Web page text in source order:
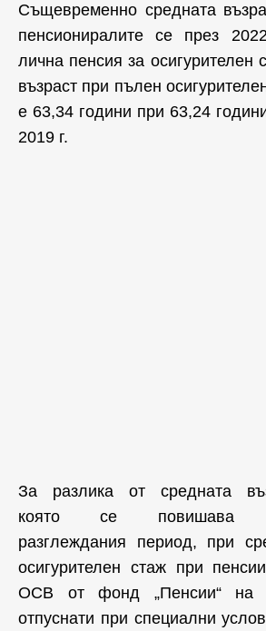
Същевременно средната
пенсиониралите се през
лична пенсия за осигурителен
възраст при пълен
е 63,34 години при 63,24
2019 г.
За разлика от средната
която се повишава
разглеждания период, при
осигурителен стаж при
ОСВ от фонд „Пенсии“ на
отпуснати при специални